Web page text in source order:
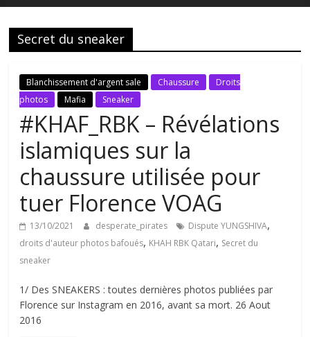
Secret du sneaker
Blanchissement d'argent sale Chaussure
Droits
photos
Mafia Sneaker
#KHAF_RBK – Révélations
islamiques sur la
chaussure utilisée pour
tuer Florence VOAG
13/10/2021 desperate_pirates Dispute YUNGSHIVA,
droits d'auteur photos bafoués, KHAH RBK Qatari, Secret du
sneaker
1/ Des SNEAKERS : toutes dernières photos publiées par
Florence sur Instagram en 2016, avant sa mort. 26 Aout
2016